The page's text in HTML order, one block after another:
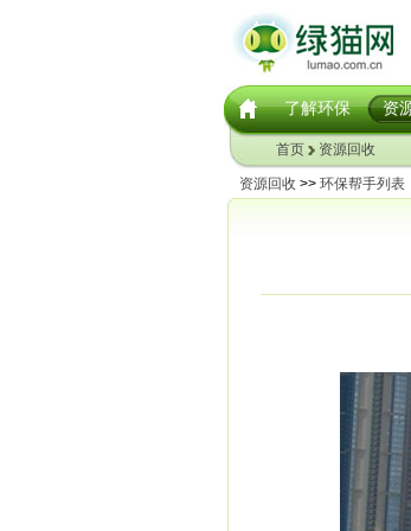
了解环保 资
首页 资源回收
资源回收 >> 环保帮手列表